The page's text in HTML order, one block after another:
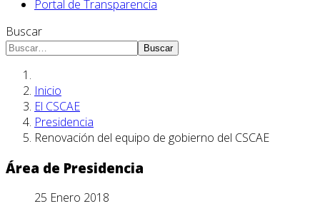
Portal de Transparencia
Buscar
Buscar
Inicio
El CSCAE
Presidencia
Renovación del equipo de gobierno del CSCAE
Área de Presidencia
25 Enero 2018